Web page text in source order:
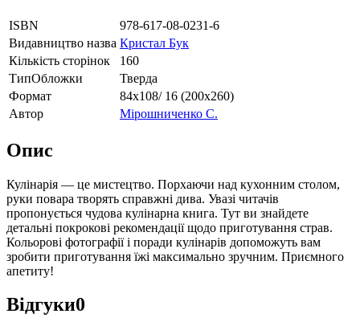
ISBN
978-617-08-0231-6
Видавництво назва Кристал Бук
Кількість сторінок
160
ТипОбложки
Тверда
Формат
84х108/ 16 (200х260)
Автор
Мірошниченко С.
Опис
Кулінарія — це мистецтво. Порхаючи над кухонним столом,
руки повара творять справжні дива. Увазі читачів
пропонується чудова кулінарна книга. Тут ви знайдете
детальні покрокові рекомендації щодо приготування страв.
Кольорові фотографії і поради кулінарів допоможуть вам
зробити приготування їжі максимально зручним. Приємного
апетиту!
Відгуки0